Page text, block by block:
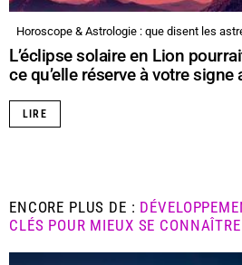
Horoscope & Astrologie : que disent les
L’éclipse solaire en Lion
ce qu’elle réserve à votre
LIRE
ENCORE PLUS DE :
CLÉS POUR MIEUX SE CONNAÎTRE